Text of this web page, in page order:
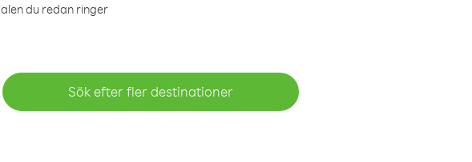
du redan ringer
Sök efter fler destinationer